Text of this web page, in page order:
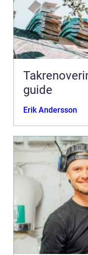
guide
Erik Andersson